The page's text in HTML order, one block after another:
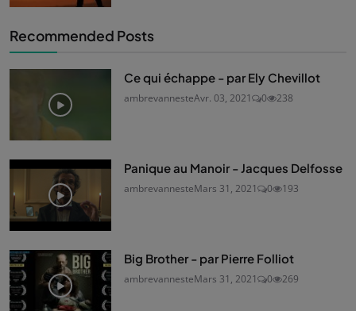
Recommended Posts
Ce qui échappe - par Ely Chevillot
ambrevannesteAvr. 03, 2021 0 238
Panique au Manoir - Jacques Delfosse
ambrevannesteMars 31, 2021 0 193
Big Brother - par Pierre Folliot
ambrevannesteMars 31, 2021 0 269